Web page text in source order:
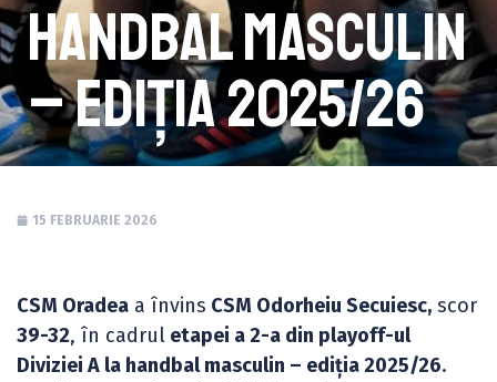
handbal masculin
– ediția 2025/26
15 FEBRUARIE 2026
CSM Oradea a învins CSM Odorheiu Secuiesc, scor
39-32, în cadrul etapei a 2-a din playoff-ul
Diviziei A la handbal masculin – ediția 2025/26.